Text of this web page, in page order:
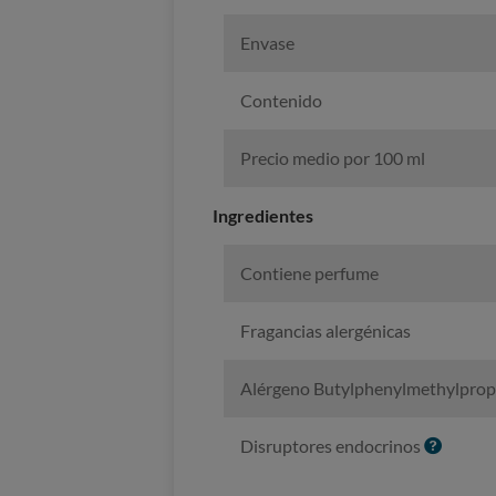
Envase
Contenido
Precio medio por 100 ml
Ingredientes
Contiene perfume
Fragancias alergénicas
Alérgeno
Disruptores endocrinos I